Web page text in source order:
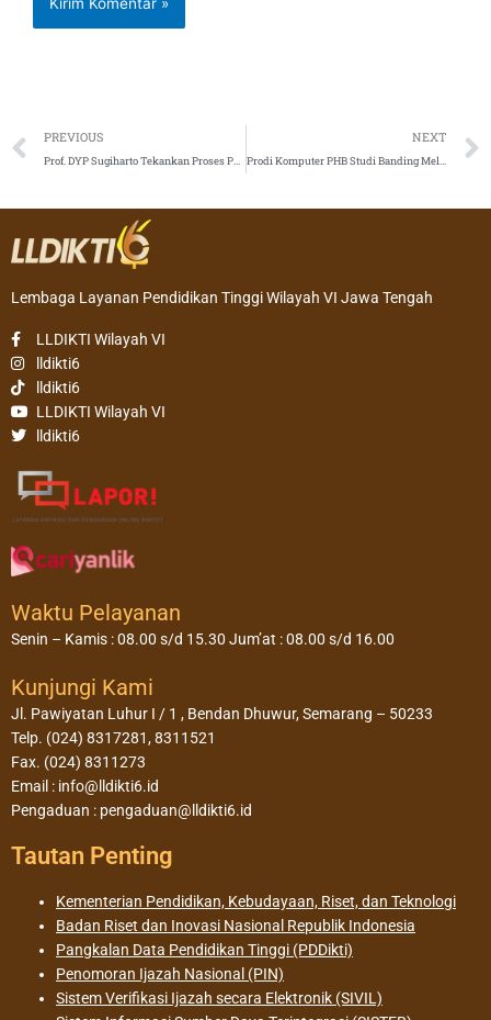
Prev
PREVIOUS
Prof. DYP Sugiharto Tekankan Proses Pembelajaran Sesuai SN-Dikti pada Prodi Baru
NEXT
Prodi Komputer PHB Studi Banding Melalui Konferensi Video
Lembaga Layanan Pendidikan Tinggi Wilayah VI Jawa Tengah
LLDIKTI Wilayah VI
lldikti6
lldikti6
LLDIKTI Wilayah VI
lldikti6
Waktu Pelayanan
Senin – Kamis : 08.00 s/d 15.30 Jum’at : 08.00 s/d 16.00
Kunjungi Kami
Jl. Pawiyatan Luhur I / 1 , Bendan Dhuwur, Semarang – 50233
Telp. (024) 8317281, 8311521
Fax. (024) 8311273
Email : info@lldikti6.id
Pengaduan : pengaduan@lldikti6.id
Tautan Penting
Kementerian Pendidikan, Kebudayaan, Riset, dan Teknologi
Badan Riset dan Inovasi Nasional Republik Indonesia
Pangkalan Data Pendidikan Tinggi (PDDikti)
Penomoran Ijazah Nasional (PIN)
Sistem Verifikasi Ijazah secara Elektronik (SIVIL)